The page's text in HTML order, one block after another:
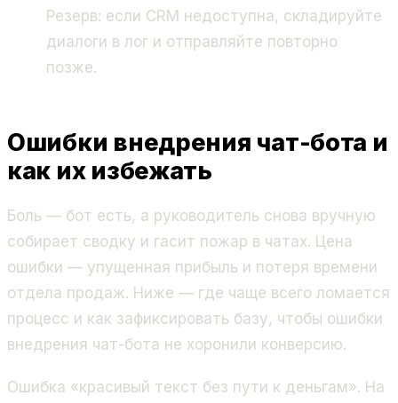
Резерв: если CRM недоступна, складируйте
диалоги в лог и отправляйте повторно
позже.
Ошибки внедрения чат-бота и
как их избежать
Боль — бот есть, а руководитель снова вручную
собирает сводку и гасит пожар в чатах. Цена
ошибки — упущенная прибыль и потеря времени
отдела продаж. Ниже — где чаще всего ломается
процесс и как зафиксировать базу, чтобы ошибки
внедрения чат-бота не хоронили конверсию.
Ошибка «красивый текст без пути к деньгам». На